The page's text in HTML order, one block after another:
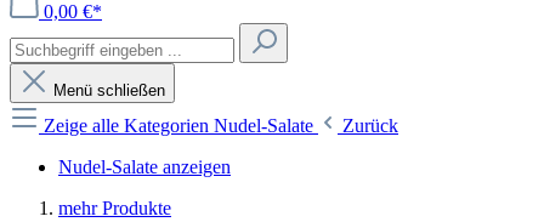
0,00 €*
Menü schließen
Zeige alle Kategorien Nudel-Salate
Zurück
Nudel-Salate anzeigen
mehr Produkte